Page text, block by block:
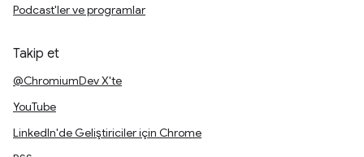
Podcast'ler ve programlar
Takip et
@ChromiumDev X'te
YouTube
LinkedIn'de Geliştiriciler için Chrome